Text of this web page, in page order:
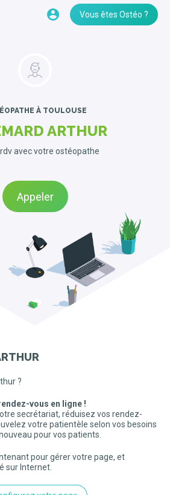
Vous êtes Ostéo ?
À TOULOUSE
ARTHUR
avec votre ostéopathe
Appeler
?
vous en ligne !
secrétariat, réduisez vos rendez-
votre patientèle selon vos besoins
pour vos patients.
pour gérer votre page, et
sur Internet.